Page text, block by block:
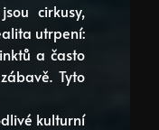
cirkusy,
utrpení:
a často
Tyto
kulturní